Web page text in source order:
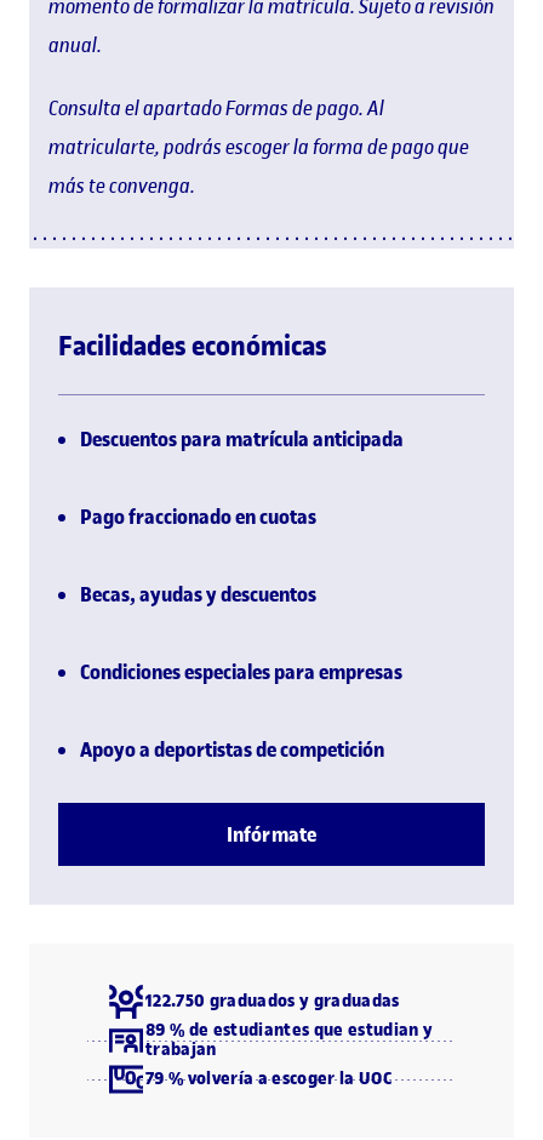
momento de formalizar la matrícula. Sujeto a revisión
anual.
Consulta el apartado Formas de pago. Al
matricularte, podrás escoger la forma de pago que
más te convenga.
Facilidades económicas
Descuentos para matrícula anticipada
Pago fraccionado en cuotas
Becas, ayudas y descuentos
Condiciones especiales para empresas
Apoyo a deportistas de competición
Infórmate
122.750 graduados y graduadas
89 % de estudiantes que estudian y
trabajan
79 % volvería a escoger la UOC